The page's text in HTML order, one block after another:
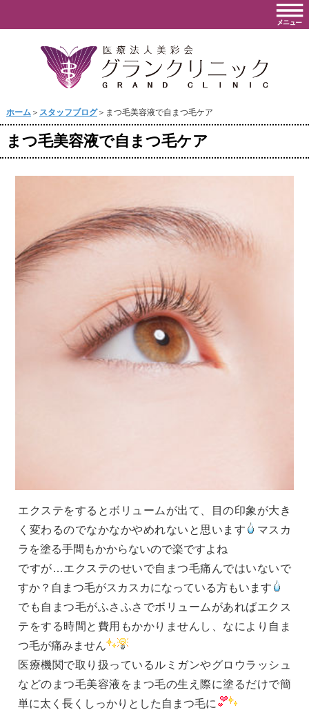
ホーム＞ スタッフブログ＞まつ毛美容液で自まつ毛ケア
まつ毛美容液で自まつ毛ケア
エクステをするとボリュームが出て、目の印象が大き
く変わるのでなかなかやめれないと思います
マスカ
ラを塗る手間もかからないので楽ですよね
ですが…エクステのせいで自まつ毛痛んではいないで
すか？自まつ毛がスカスカになっている方もいます
でも自まつ毛がふさふさでボリュームがあればエクス
テをする時間と費用もかかりませんし、なにより自ま
つ毛が痛みません
医療機関で取り扱っているルミガンやグロウラッシュ
などのまつ毛美容液をまつ毛の生え際に塗るだけで簡
単に太く長くしっかりとした自まつ毛に